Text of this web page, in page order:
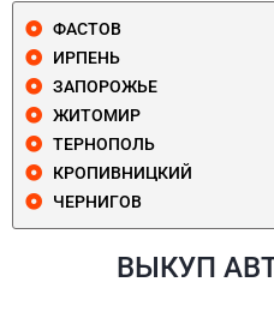
ФАСТОВ
ИРПЕНЬ
ЗАПОРОЖЬЕ
ЖИТОМИР
ТЕРНОПОЛЬ
КРОПИВНИЦКИЙ
ЧЕРНИГОВ
ВЫКУП